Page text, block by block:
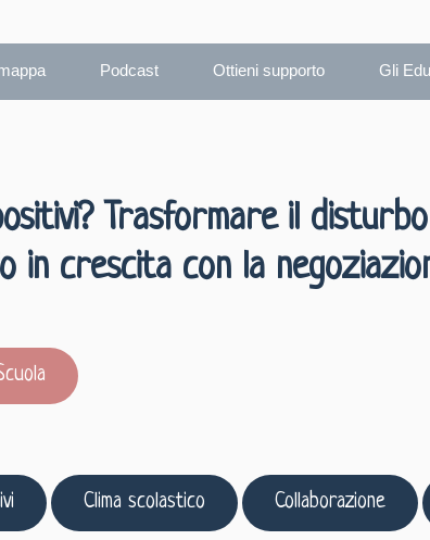
Podcast Ottieni supporto Gli
Trasformare il
in crescita con la
Clima scolastico Collaborazione